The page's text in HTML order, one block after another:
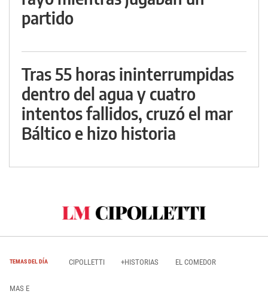
partido
Tras 55 horas ininterrumpidas
dentro del agua y cuatro
intentos fallidos, cruzó el mar
Báltico e hizo historia
TEMAS DEL DÍA CIPOLLETTI +HISTORIAS EL COMEDOR
MAS E